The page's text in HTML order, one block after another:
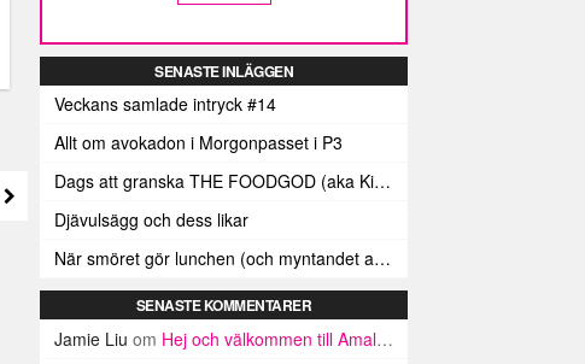
SENASTE INLÄGGEN
Veckans samlade intryck #14
Allt om avokadon i Morgonpasset i P3
Dags att granska THE FOODGOD (aka Kim Kardashians matinstagrammande bästis)
Djävulsägg och dess likar
När smöret gör lunchen (och myntandet av termen ”Smörindex”)
SENASTE KOMMENTARER
Jamie Liu om Hej och välkommen till Amalfikusten